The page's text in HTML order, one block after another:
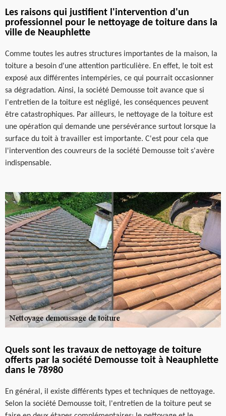
Les raisons qui justifient l'intervention d'un
professionnel pour le nettoyage de toiture dans la
ville de Neauphlette
Comme toutes les autres structures importantes de la maison, la
toiture a besoin d'une attention particulière. En effet, le toit est
exposé aux différentes intempéries, ce qui pourrait occasionner
sa dégradation. Ainsi, la société Demousse toit avance que si
l'entretien de la toiture est négligé, les conséquences peuvent
être catastrophiques. Par ailleurs, le nettoyage de la toiture est
une opération qui demande une persévérance surtout lorsque la
surface du toit à travailler est importante. C'est pour cela que
l'intervention des couvreurs de la société Demousse toit s'avère
indispensable.
Quels sont les travaux de nettoyage de toiture
offerts par la société Demousse toit à Neauphlette
dans le 78980
En général, il existe différents types et techniques de nettoyage.
Selon la société Demousse toit, l'entretien de la toiture peut se